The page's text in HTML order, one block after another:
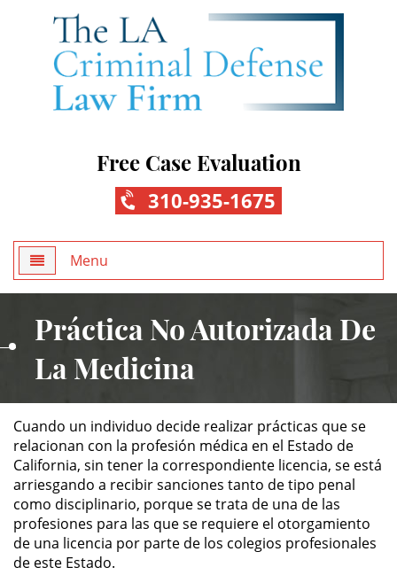
Free Case Evaluation
310-935-1675
Menu
ALTERNATIVE SENTENCING
Military Diversion
Áreas de Practica
Asalto y Agresión
Práctica No Autorizada De
La Medicina
Cuando un individuo decide realizar prácticas que se
relacionan con la profesión médica en el Estado de
California, sin tener la correspondiente licencia, se está
arriesgando a recibir sanciones tanto de tipo penal
como disciplinario, porque se trata de una de las
profesiones para las que se requiere el otorgamiento
de una licencia por parte de los colegios profesionales
de este Estado.